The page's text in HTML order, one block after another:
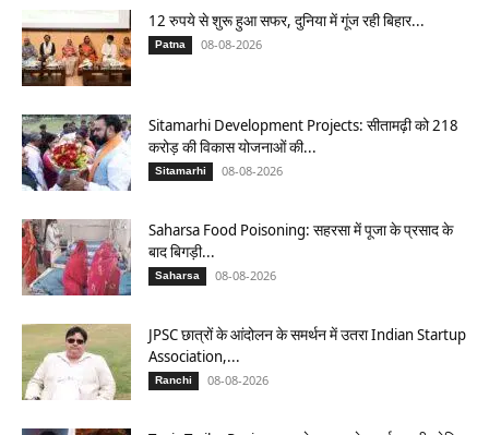
12 रुपये से शुरू हुआ सफर, दुनिया में गूंज रही बिहार...
Patna 08-08-2026
Sitamarhi Development Projects: सीतामढ़ी को 218
करोड़ की विकास योजनाओं की...
Sitamarhi 08-08-2026
Saharsa Food Poisoning: सहरसा में पूजा के प्रसाद के
बाद बिगड़ी...
Saharsa 08-08-2026
JPSC छात्रों के आंदोलन के समर्थन में उतरा Indian Startup
Association,...
Ranchi 08-08-2026